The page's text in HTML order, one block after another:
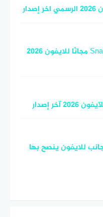
سناب شات – تنزيل Snapchat iOS مجانًا للايفون 2026
للايفون ينصح بها